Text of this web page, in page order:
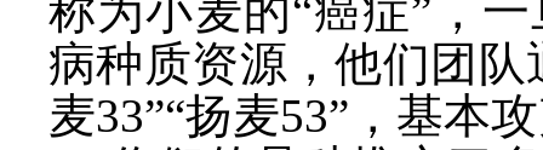
称为小麦的“癌症”，
病种质资源，他们团
麦33”“扬麦53”，基本